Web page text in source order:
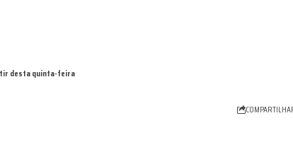
desta quinta-feira